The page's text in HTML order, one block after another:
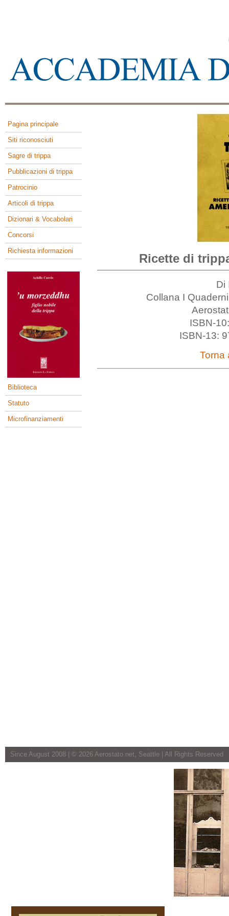
Pagina principale
Siti riconosciuti
Sagre di trippa
Pubblicazioni di trippa
Patrocinio
Articoli di trippa
Dizionari & Vocabolari
Concorsi
Richiesta informazioni
Biblioteca
Statuto
Microfinanziamenti
Ricette di
Di
Collana I
ISBN-
ISBN-13:
Torna
Since August 2008 | © 2026 Aerostato.net, Seattle | All Rights Reserved